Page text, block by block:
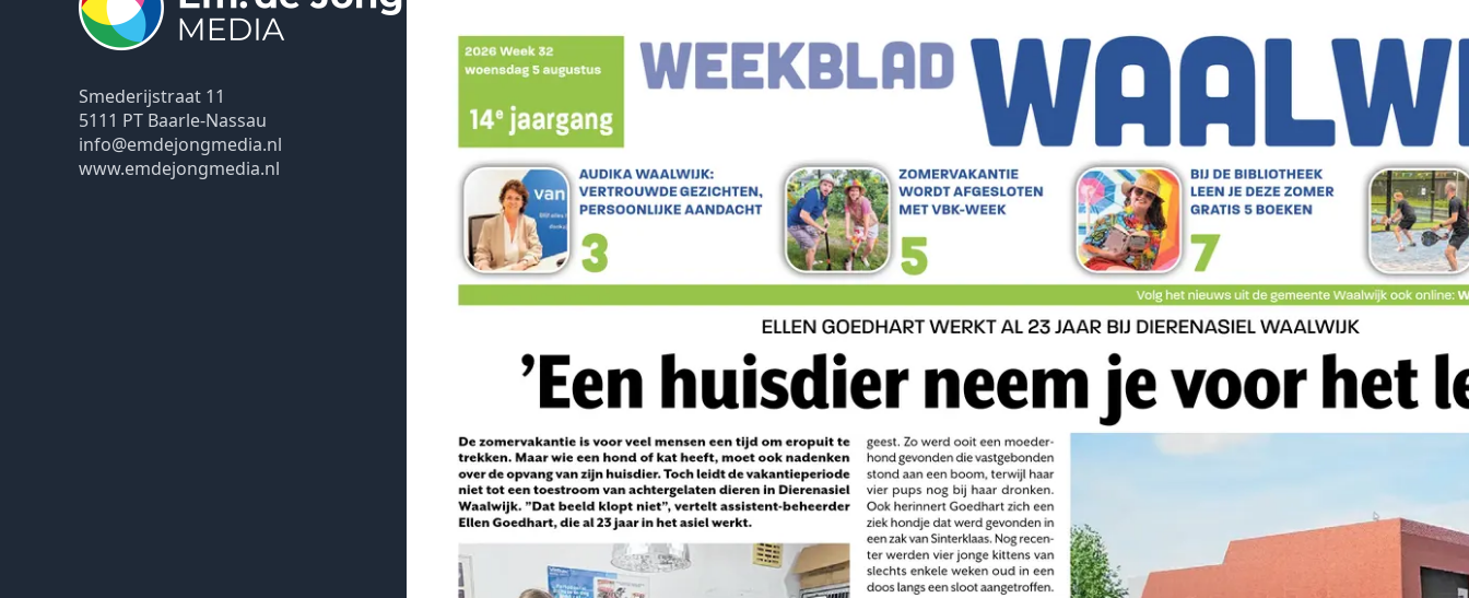
Smederijstraat 11
5111 PT Baarle-Nassau
info@emdejongmedia.nl
www.emdejongmedia.nl